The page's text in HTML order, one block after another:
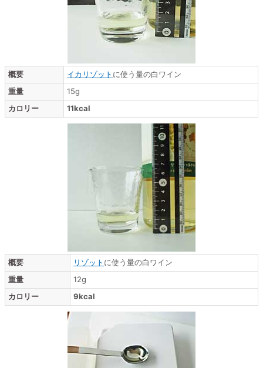
概要 イカリゾット に使う量の白ワイン
重量
15g
カロリー
11kcal
概要 リゾット に使う量の白ワイン
重量
12g
カロリー
9kcal